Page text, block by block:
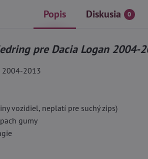
Popis Diskusia 0
pre Dacia Logan 2004-
2004-2013
vozidiel, neplatí pre suchý zips)
gumy